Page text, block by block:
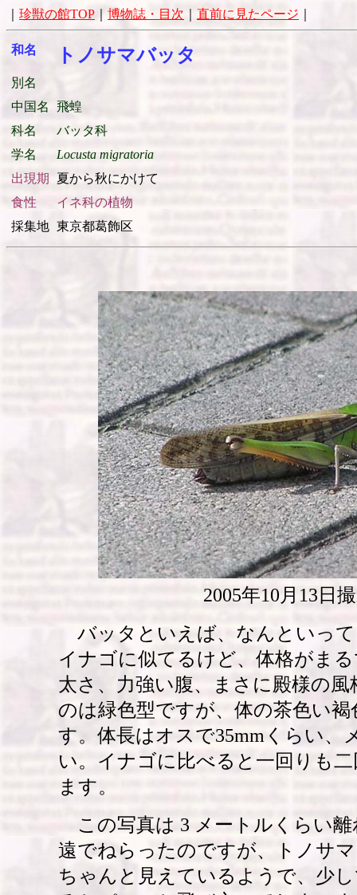
珍獣の館TOP 博物誌・目次 直前に見たページ
和名 トノサマバッタ
別名
中国名
飛蝗
科名
バッタ科
学名
Locusta migratoria
出現期
夏から秋にかけて
食性
イネ科の植物
採集地 東京都葛飾区
2005年10月13日
バッタといえば、なんといっ
イナゴに似てるけど、体格がま
太さ、力強い腹、まさに殿様の
のは緑色型ですが、体の茶色い
す。体長はオスで35mmくらい、
い。イナゴに比べると一回りも
ます。
この写真は 3 メートルくらい
遠でねらったのですが、トノサ
ちゃんと見えているようで、少